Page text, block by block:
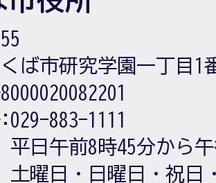
ば市研究学園一丁目1
029-883-1111
平日午前8時45分から
土曜日・日曜日・祝日